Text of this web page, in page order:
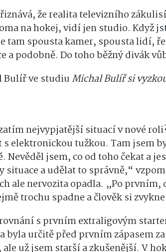
že realita televizního
na hokej, vidí jen studio. Když
tam spousta kamer, spousta lidí,
a podobně. Do toho běžný divák
Michal Bulíř si
nejvypjatější situací v nové
s elektronickou tužkou. Tam jsem
Nevěděl jsem, co od toho čekat a
situace a udělat to správně,“
ale nervozita opadla. „Po
trochu spadne a člověk si
s prvním extraligovým
byla určitě před prvním zápasem
už jsem starší a zkušenější. V